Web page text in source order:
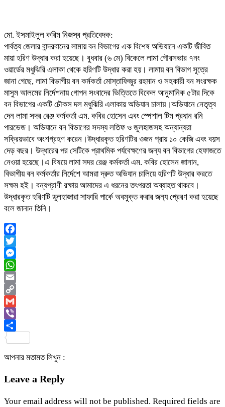
মো. ইসমাইলুল করিম নিজস্ব প্রতিবেদক:
পার্বত্য জেলার বান্দরবানের লামায় বন বিভাগের এক বিশেষ অভিযানে একটি জীবিত
মায়া হরিণ উদ্ধার করা হয়েছে। বুধবার (৬ মে) বিকেলে লামা পৌরসভার ৭নং
ওয়ার্ডের মধুঝিরি এলাকা থেকে হরিণটি উদ্ধার করা হয়। লামায় বন বিভাগ সূত্রে
জানা গেছে, লামা বিভাগীয় বন কর্মকর্তা মোস্তাফিজুর রহমান ও সহকারী বন সংরক্ষক
মাসুম আলমের নির্দেশনায় গোপন সংবাদের ভিত্তিতে বিকেল আনুমানিক ৫টার দিকে
বন বিভাগের একটি চৌকস দল মধুঝিরি এলাকায় অভিযান চালায়।অভিযানে নেতৃত্ব
দেন লামা সদর রেঞ্জ কর্মকর্তা এম. কবির হোসেন এবং স্পেশাল টিম প্রধান রনি
পারভেজ। অভিযানে বন বিভাগের সদস্য লতিফ ও জুলহাজসহ অন্যান্যরা
সক্রিয়ভাবে অংশগ্রহণ করেন।উদ্ধারকৃত হরিণটির ওজন প্রায় ১০ কেজি এবং বয়স
দেড় বছর। উদ্ধারের পর সেটিকে প্রাথমিক পর্যবেক্ষণের জন্য বন বিভাগের হেফাজতে
নেওয়া হয়েছে।এ বিষয়ে লামা সদর রেঞ্জ কর্মকর্তা এম. কবির হোসেন জানান,
বিভাগীয় বন কর্মকর্তার নির্দেশে আমরা দ্রুত অভিযান চালিয়ে হরিণটি উদ্ধার করতে
সক্ষম হই। বন্যপ্রাণী রক্ষায় আমাদের এ ধরনের তৎপরতা অব্যাহত থাকবে।
উদ্ধারকৃত হরিণটি ডুলহাজারা সাফারি পার্কে অবমুক্ত করার জন্য প্রেরণ করা হয়েছে
বলে জানান তিনি।
Facebook
Twitter
Messenger
WhatsApp
Email
Copy
Link
Gmail
Viber
আপনার মতামত লিখুন :
Leave a Reply
Your email address will not be published. Required fields are